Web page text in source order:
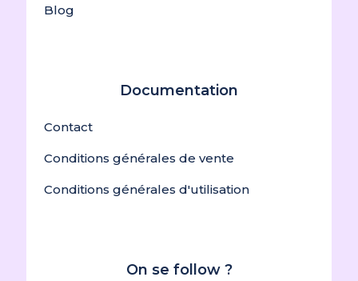
Blog
Documentation
Contact
Conditions générales de vente
Conditions générales d'utilisation
On se follow ?